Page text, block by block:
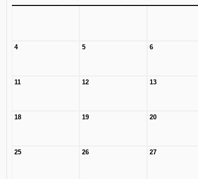
4 5 6
11 12 13
18 19 20
25 26 27